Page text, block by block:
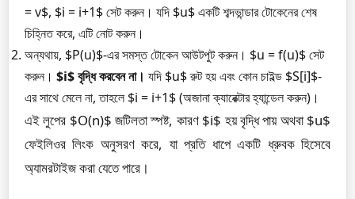
= v$, $i = i+1$ সেট করুন। যদি $u$ একটি শব্দভান্ডার টোকেনের শেষ
চিহ্নিত করে, এটি নোট করুন।
অন্যথায়, $P(u)$-এর সমস্ত টোকেন আউটপুট করুন। $u = f(u)$ সেট
করুন। $i$ বৃদ্ধি করবেন না। যদি $u$ রুট হয় এবং কোন চাইল্ড $S[i]$-
এর সাথে মেলে না, তাহলে $i = i+1$ (অজানা ক্যারেক্টার হ্যান্ডেল করুন)।
এই লুপের $O(n)$ জটিলতা স্পষ্ট, কারণ $i$ হয় বৃদ্ধি পায় অথবা $u$
ফেইলিওর লিংক অনুসরণ করে, যা প্রতি ধাপে একটি ধ্রুবক হিসেবে
অ্যামরটাইজ করা যেতে পারে।